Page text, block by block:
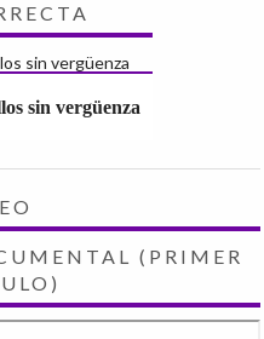
sin vergüenza
(PRIMER